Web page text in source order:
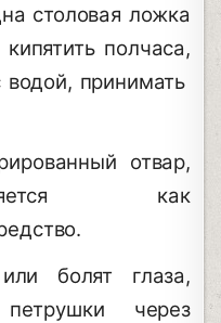
столовая ложка
полчаса,
водой, принимать
отвар,
как
болят глаза,
через